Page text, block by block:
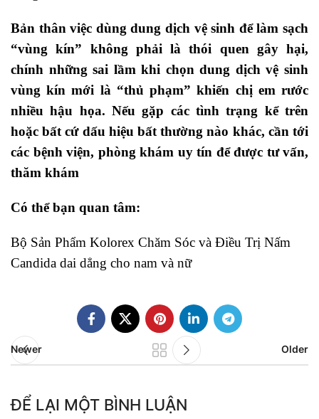
Bản thân việc dùng dung dịch vệ sinh để làm sạch
“vùng kín” không phải là thói quen gây hại,
chính những sai lầm khi chọn dung dịch vệ sinh
vùng kín mới là “thủ phạm” khiến chị em rước
nhiều hậu họa. Nếu gặp các tình trạng kể trên
hoặc bất cứ dấu hiệu bất thường nào khác, cần tới
các bệnh viện, phòng khám uy tín để được tư vấn,
thăm khám
Có thể bạn quan tâm:
Bộ Sản Phẩm Kolorex Chăm Sóc và Điều Trị Nấm
Candida dai dẳng cho nam và nữ
Newer Older
ĐỂ LẠI MỘT BÌNH LUẬN